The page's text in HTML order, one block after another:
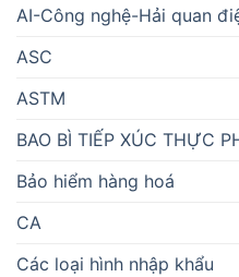
AI-Công nghệ-Hải quan
ASC
ASTM
BAO BÌ TIẾP XÚC THỰC
Bảo hiểm hàng hoá
CA
Các loại hình nhập khẩu